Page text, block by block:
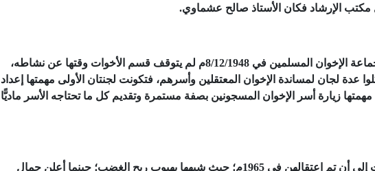
الإرشاد فكان الأستاذ صالح عشماوي.
وأشار الكتاب إلى أنه حينما صدر قرار بحل جماعة الإخوان المسلمين في 8/12/1948م لم يتوقف قسم الأخوات وقتها عن نشاطه،
عدة لجان لمساندة الإخوان المعتقلين وأسرهم، فتكونت لجنتان الأولى مهمتها إعداد
مهمتها زيارة أسر الإخوان المسجونين بصفة مستمرة وتقديم كل ما تحتاجه الأسر ماديًّا
ولفت إلى استمرار نشاط الأخوات المسلمات إلى أن تم اعتقالهن في 1965م؛ حيث شبهها بهبوب ريح الغضب؛ حينما أعلن جمال